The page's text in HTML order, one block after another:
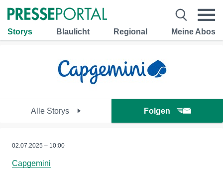
Storys Blaulicht Regional Meine Abos
Alle Storys Folgen
02.07.2025 – 10:00
Capgemini